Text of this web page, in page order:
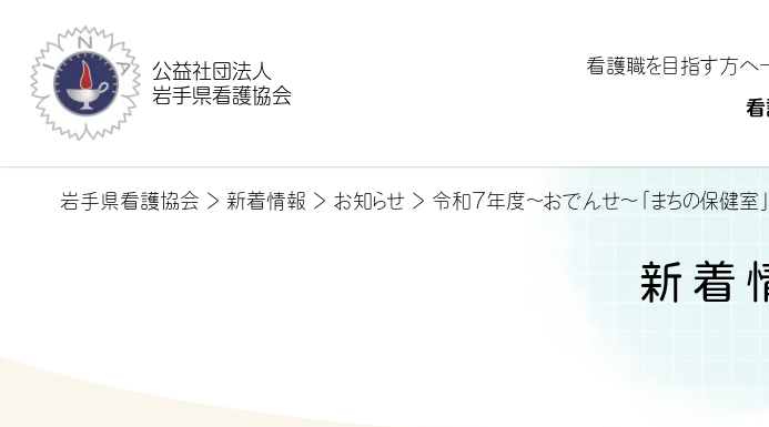
公益社団法人
岩手県看護協会
看護職を目指す方へ
看
岩手県看護協会 > 新着情報 > お知らせ > 令和7年度～おでんせ～「まちの保健室
新着